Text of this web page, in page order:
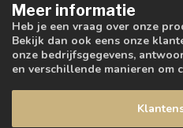
Meer informatie
Heb je een vraag over onze
Bekijk dan ook eens onze
onze bedrijfsgegevens,
en verschillende manieren om